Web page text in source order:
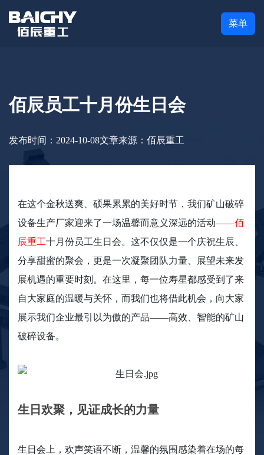
菜单
佰辰员工十月份生日会
发布时间：2024-10-08文章来源：佰辰重工
在这个金秋送爽、硕果累累的美好时节，我们矿山破碎
设备生产厂家迎来了一场温馨而意义深远的活动——佰
辰重工十月份员工生日会。这不仅仅是一个庆祝生辰、
分享甜蜜的聚会，更是一次凝聚团队力量、展望未来发
展机遇的重要时刻。在这里，每一位寿星都感受到了来
自大家庭的温暖与关怀，而我们也将借此机会，向大家
展示我们企业最引以为傲的产品——高效、智能的矿山
破碎设备。
生日欢聚，见证成长的力量
生日会上，欢声笑语不断，温馨的氛围感染着在场的每